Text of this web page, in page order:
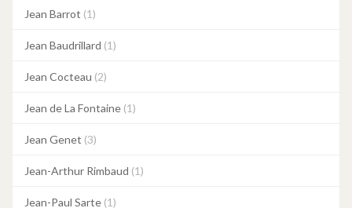
Jean Barrot (1)
Jean Baudrillard (1)
Jean Cocteau (2)
Jean de La Fontaine (1)
Jean Genet (3)
Jean-Arthur Rimbaud (1)
Jean-Paul Sarte (1)